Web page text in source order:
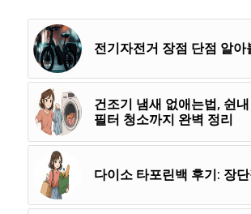
전기자전거 장점 단점 알아
건조기 냄새 없애는법, 쉰
필터 청소까지 완벽 정리
다이소 타포린백 후기: 장